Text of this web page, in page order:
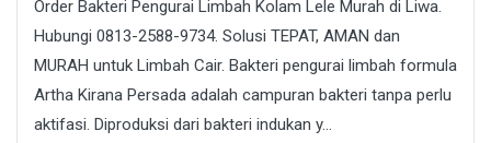
Order Bakteri Pengurai Limbah Kolam Lele Murah di Liwa.
Hubungi 0813-2588-9734. Solusi TEPAT, AMAN dan
MURAH untuk Limbah Cair. Bakteri pengurai limbah formula
Artha Kirana Persada adalah campuran bakteri tanpa perlu
aktifasi. Diproduksi dari bakteri indukan y...